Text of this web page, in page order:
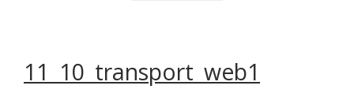
Archives du blog
11_10_transport_web1